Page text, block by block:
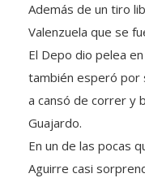
Además de un tiro
Valenzuela que se
El Depo dio pelea
también esperó por
a cansó de correr y
Guajardo.
En un de las pocas
Aguirre casi